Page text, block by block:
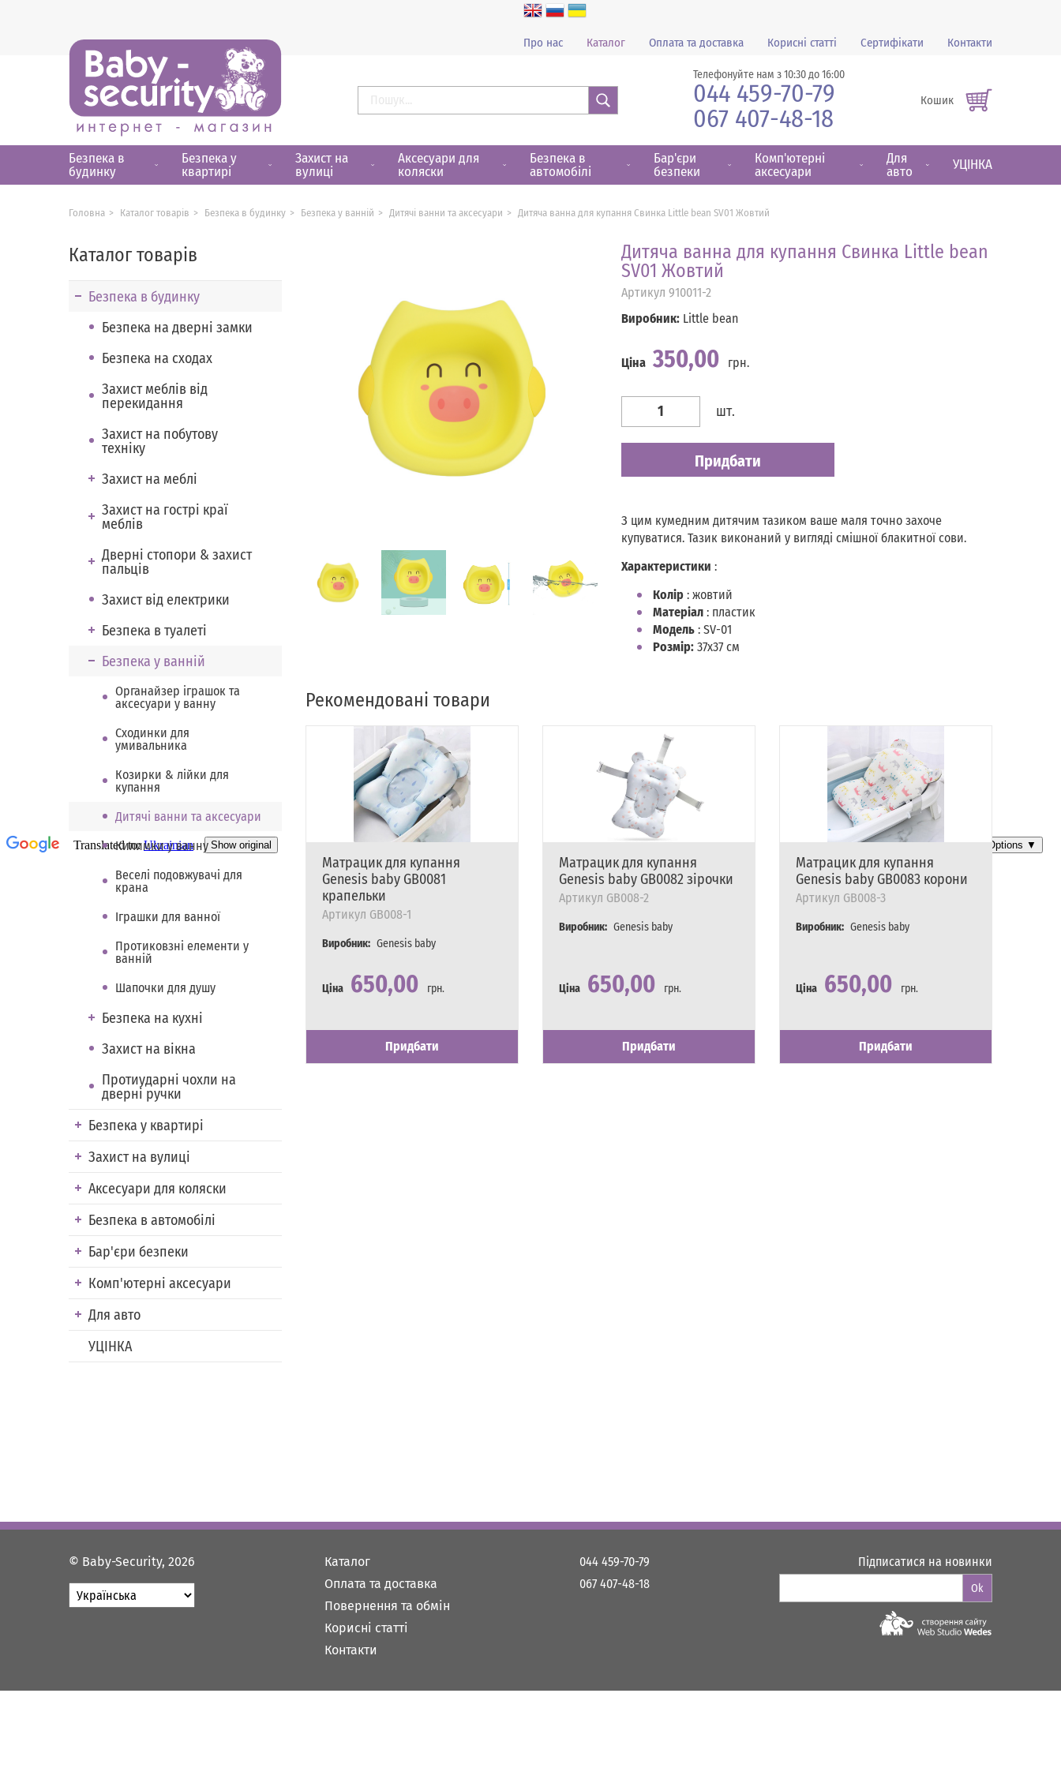
Про нас Каталог Оплата та доставка Корисні статті Сертифікати Контакти
Телефонуйте нам з 10:30 до 16:00
044 459-70-79
067 407-48-18
Кошик
Безпека в
будинку
Безпека у
квартирі
Захист на
вулиці
Аксесуари для
коляски
Безпека в
автомобілі
Бар'єри
безпеки
Комп'ютерні
аксесуари
Для
авто
УЦІНКА
Головна Каталог товарів Безпека в будинку Безпека у ванній Дитячі ванни та аксесуари Дитяча ванна для купання Свинка Little bean SV01 Жовтий
Каталог товарів
Безпека в будинку
Безпека на дверні замки
Безпека на сходах
Захист меблів від
перекидання
Захист на побутову
техніку
Захист на меблі
Захист на гострі краї
меблів
Дверні стопори & захист
пальців
Захист від електрики
Безпека в туалеті
Безпека у ванній
Органайзер іграшок та
аксесуари у ванну
Сходинки для
умивальника
Козирки & лійки для
купання
Дитячі ванни та аксесуари
Килимки у ванну
Веселі подовжувачі для
крана
Іграшки для ванної
Протиковзні елементи у
ванній
Шапочки для душу
Безпека на кухні
Захист на вікна
Протиударні чохли на
дверні ручки
Безпека у квартирі
Захист на вулиці
Аксесуари для коляски
Безпека в автомобілі
Бар'єри безпеки
Комп'ютерні аксесуари
Для авто
УЦІНКА
Дитяча ванна для купання Свинка Little bean
SV01 Жовтий
Артикул 910011-2
Виробник: Little bean
Ціна 350,00
грн.
шт.
Придбати
З цим кумедним дитячим тазиком ваше маля точно захоче
купуватися. Тазик виконаний у вигляді смішної блакитної сови.
Характеристики :
Колір : жовтий
Матеріал : пластик
Модель : SV-01
Розмір: 37х37 см
Рекомендовані товари
Матрацик для купання
Genesis baby GB0081
крапельки
Артикул GB008-1
Виробник: Genesis baby
Ціна 650,00 грн.
Наявність
Є в наявності
Придбати
Матрацик для купання
Genesis baby GB0082 зірочки
Артикул GB008-2
Виробник: Genesis baby
Ціна 650,00 грн.
Наявність
Є в наявності
Придбати
Матрацик для купання
Genesis baby GB0083 корони
Артикул GB008-3
Виробник: Genesis baby
Ціна 650,00 грн.
Наявність
Є в наявності
Придбати
© Baby-Security, 2026
Каталог
Оплата та доставка
Повернення та обмін
Корисні статті
Контакти
044 459-70-79
067 407-48-18
Підписатися на новинки
Ok